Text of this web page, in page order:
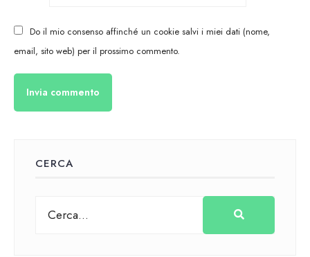
Do il mio consenso affinché un cookie salvi i miei dati (nome,
email, sito web) per il prossimo commento.
CERCA